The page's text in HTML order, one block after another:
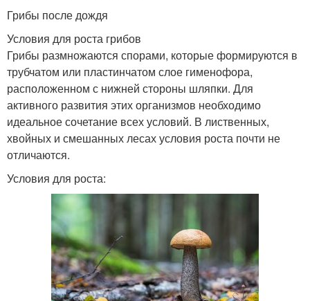
Грибы после дождя
Условия для роста грибов
Грибы размножаются спорами, которые формируются в
трубчатом или пластинчатом слое гименофора,
расположенном с нижней стороны шляпки. Для
активного развития этих организмов необходимо
идеальное сочетание всех условий. В лиственных,
хвойных и смешанных лесах условия роста почти не
отличаются.
Условия для роста: